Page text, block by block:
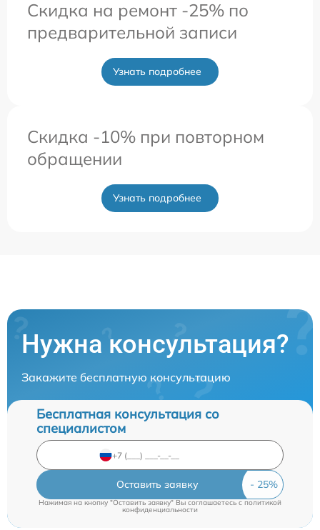
Скидка на ремонт -25% по
предварительной записи
Узнать подробнее
Скидка -10% при повторном
обращении
Узнать подробнее
Нужна консультация?
Закажите бесплатную консультацию
Бесплатная консультация со
специалистом
Оставить заявку
Нажимая на кнопку "Оставить заявку" Вы соглашаетесь c политикой
конфиденциальности